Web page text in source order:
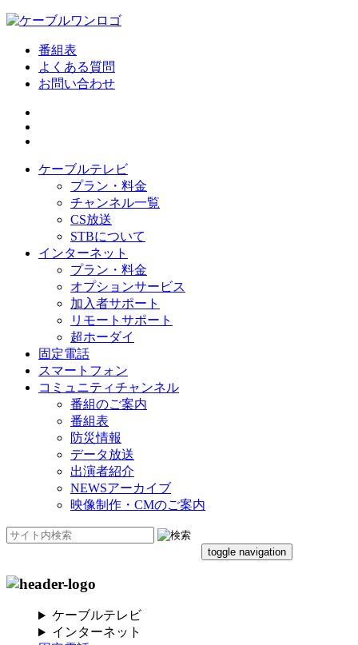
番組表
よくある質問
お問い合わせ
ケーブルテレビ
プラン・料金
チャンネル一覧
CS放送
STBについて
インターネット
プラン・料金
オプションサービス
加入者サポート
リモートサポート
超ホーダイ
固定電話
スマートフォン
コミュニティチャンネル
番組のご案内
番組表
防災情報
データ放送
出演者紹介
NEWSアーカイブ
映像制作・CMのご案内
toggle navigation
ケーブルテレビ
インターネット